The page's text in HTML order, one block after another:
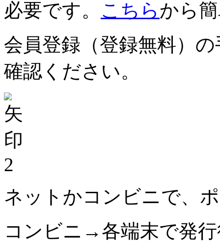
必要です。 こちらから
会員登録（登録無料）
確認ください。
2
ネットかコンビニで、
コンビニ→各端末で発